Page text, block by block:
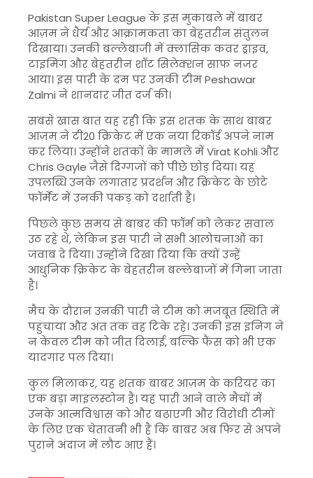
Pakistan Super League के इस मुकाबले में बाबर
आज़म ने धैर्य और आक्रामकता का बेहतरीन संतुलन
दिखाया। उनकी बल्लेबाजी में क्लासिक कवर ड्राइव,
टाइमिंग और बेहतरीन शॉट सिलेक्शन साफ नजर
आया। इस पारी के दम पर उनकी टीमPeshawar
Zalmi ने शानदार जीत दर्ज की।
सबसे खास बात यह रही कि इस शतक के साथ बाबर
आज़म ने टी20 क्रिकेट में एक नया रिकॉर्ड अपने नाम
कर लिया। उन्होंने शतकों के मामले मेंVirat Kohli और
Chris Gayle जैसे दिग्गजों को पीछे छोड़ दिया। यह
उपलब्धि उनके लगातार प्रदर्शन और क्रिकेट के छोटे
फॉर्मेट में उनकी पकड़ को दर्शाती है।
पिछले कुछ समय से बाबर की फॉर्म को लेकर सवाल
उठ रहे थे, लेकिन इस पारी ने सभी आलोचनाओं का
जवाब दे दिया। उन्होंने दिखा दिया कि क्यों उन्हें
आधुनिक क्रिकेट के बेहतरीन बल्लेबाजों में गिना जाता
है।
मैच के दौरान उनकी पारी ने टीम को मजबूत स्थिति में
पहुंचाया और अंत तक वह टिके रहे। उनकी इस इनिंग ने
न केवल टीम को जीत दिलाई, बल्कि फैंस को भी एक
यादगार पल दिया।
कुल मिलाकर, यह शतक बाबर आज़म के करियर का
एक बड़ा माइलस्टोन है। यह पारी आने वाले मैचों में
उनके आत्मविश्वास को और बढ़ाएगी और विरोधी टीमों
के लिए एक चेतावनी भी है कि बाबर अब फिर से अपने
पुराने अंदाज में लौट आए हैं।